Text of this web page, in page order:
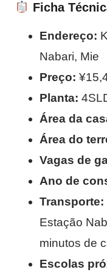
Ficha
Endereço:
Nabari, Mie
Preço:
Planta:
Área da
Área do
Vagas de
Ano de
Transporte:
Estação
minutos de
Escolas